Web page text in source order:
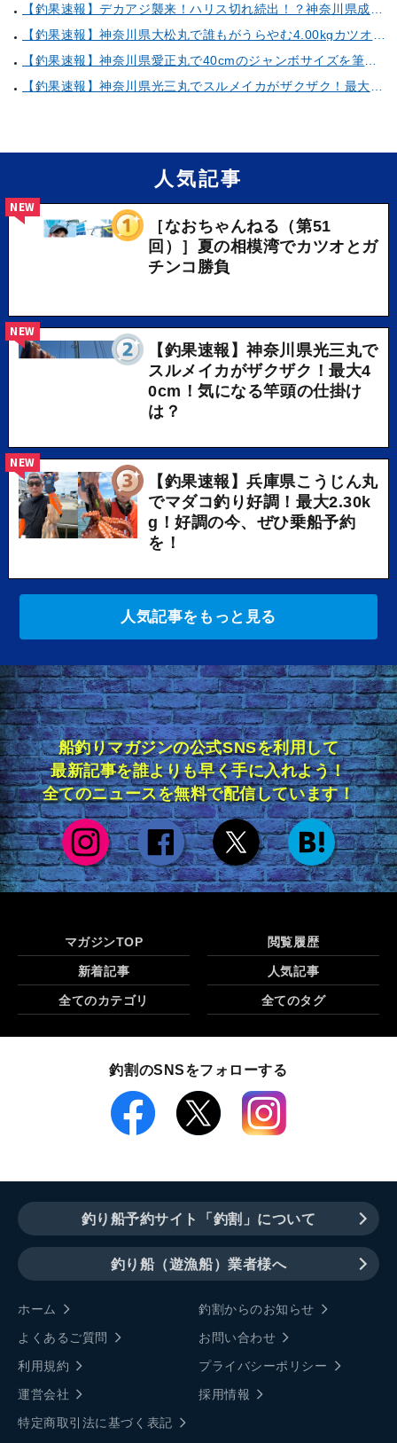
人気記事
［なおちゃんねる（第51
回）］夏の相模湾でカツオとガ
チンコ勝負
NEW
【釣果速報】神奈川県光三丸で
スルメイカがザクザク！最大4
0cm！気になる竿頭の仕掛け
は？
NEW
【釣果速報】兵庫県こうじん丸
でマダコ釣り好調！最大2.30k
g！好調の今、ぜひ乗船予約
を！
NEW
人気記事をもっと見る
船釣りマガジンの公式SNSを利用して
最新記事を誰よりも早く手に入れよう！
全てのニュースを無料で配信しています！
マガジンTOP 閲覧履歴
新着記事 人気記事
全てのカテゴリ 全てのタグ
釣割のSNSをフォローする
釣り船予約サイト「釣割」について
釣り船（遊漁船）業者様へ
ホーム
釣割からのお知らせ
よくあるご質問
お問い合わせ
利用規約
プライバシーポリシー
運営会社
採用情報
特定商取引法に基づく表記